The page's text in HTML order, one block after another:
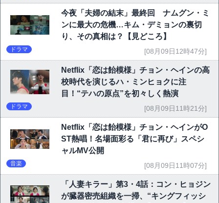
今夜「夫婦の結末」最終回 ナムグン・ミ
ンに最大の危機…キム・デミョンの裏切
り、その真相は？【見どころ】
ドラマ [08月09日12時47分]
Netflix「恋は飴模様」チョン・ヘインの高
校時代を演じるハ・ミンヒョクに注
目！“テハの原点”を初々しく熱演
ドラマ [08月09日11時21分]
Netflix「恋は飴模様」チョン・ヘインがO
ST熱唱！名場面彩る「君に再び」スペシ
ャルMV公開
音楽 [08月09日11時07分]
「人妻キラー」第3・4話：コン・ヒョジン
が臓器密売組織を一掃、“キングフィッシ